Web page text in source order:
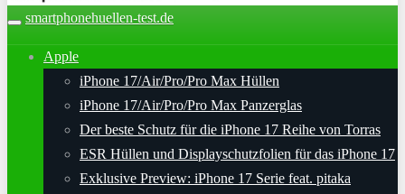
content
Toggle
navigation
smartphonehuellen-test.de
Apple
iPhone 17/Air/Pro/Pro Max Hüllen
iPhone 17/Air/Pro/Pro Max Panzerglas
Der beste Schutz für die iPhone 17 Reihe von Torras
ESR Hüllen und Displayschutzfolien für das iPhone 17
Exklusive Preview: iPhone 17 Serie feat. pitaka